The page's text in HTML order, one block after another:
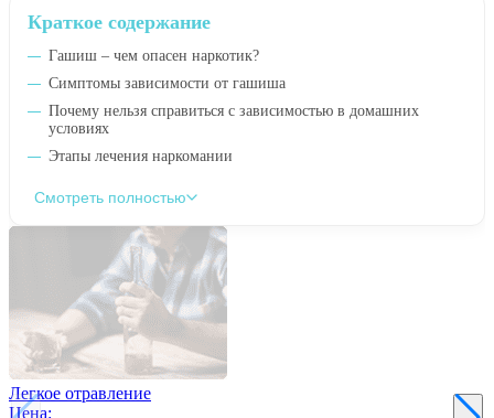
Краткое содержание
Гашиш – чем опасен наркотик?
Симптомы зависимости от гашиша
Почему нельзя справиться с зависимостью в домашних
условиях
Этапы лечения наркомании
Смотреть полностью
Легкое отравление
Цена: